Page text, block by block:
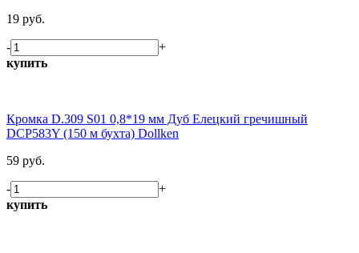
19 руб.
-
+
купить
Кромка D.309 S01 0,8*19 мм Дуб Елецкий гречишный
DCP583Y (150 м бухта) Dollken
59 руб.
-
+
купить